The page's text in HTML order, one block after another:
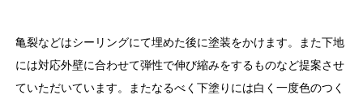
亀裂などはシーリングにて埋めた後に塗装をかけます。また下地
には対応外壁に合わせて弾性で伸び縮みをするものなど提案させ
ていただいています。またなるべく下塗りには白く一度色のつく